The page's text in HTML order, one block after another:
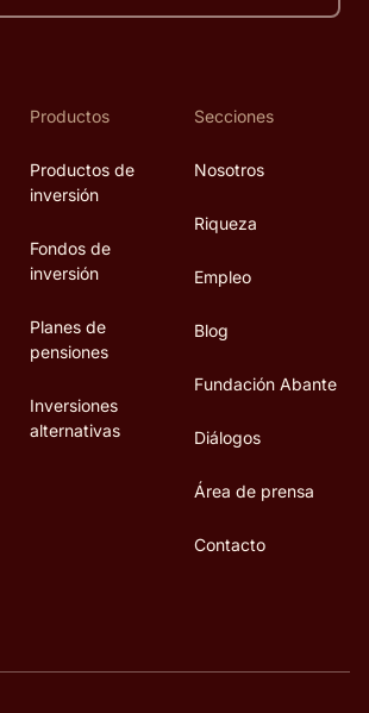
Productos
Productos de
inversión
Fondos de
inversión
Planes de
pensiones
Inversiones
alternativas
Secciones
Nosotros
Riqueza
Empleo
Blog
Fundación Abante
Diálogos
Área de prensa
Contacto